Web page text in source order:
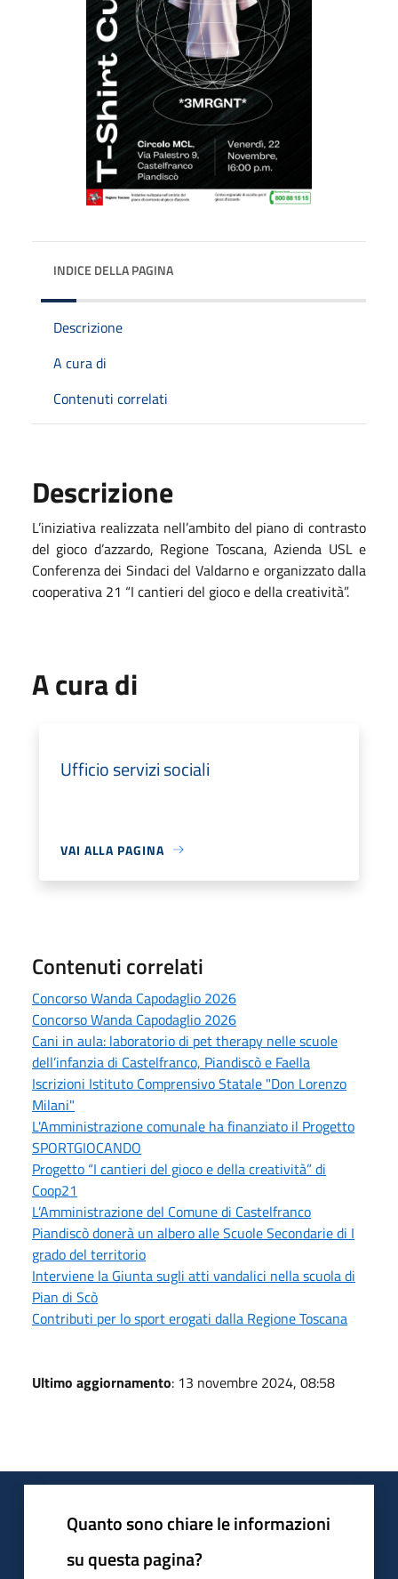
INDICE DELLA PAGINA
Descrizione
A cura di
Contenuti correlati
Descrizione
L’iniziativa realizzata nell’ambito del piano di contrasto
del gioco d’azzardo, Regione Toscana, Azienda USL e
Conferenza dei Sindaci del Valdarno e organizzato dalla
cooperativa 21 “I cantieri del gioco e della creatività”.
A cura di
Ufficio servizi sociali
VAI ALLA PAGINA
Contenuti correlati
Concorso Wanda Capodaglio 2026
Concorso Wanda Capodaglio 2026
Cani in aula: laboratorio di pet therapy nelle scuole
dell’infanzia di Castelfranco, Piandiscò e Faella
Iscrizioni Istituto Comprensivo Statale "Don Lorenzo
Milani"
L'Amministrazione comunale ha finanziato il Progetto
SPORTGIOCANDO
Progetto “I cantieri del gioco e della creatività” di
Coop21
L’Amministrazione del Comune di Castelfranco
Piandiscò donerà un albero alle Scuole Secondarie di I
grado del territorio
Interviene la Giunta sugli atti vandalici nella scuola di
Pian di Scò
Contributi per lo sport erogati dalla Regione Toscana
Ultimo aggiornamento: 13 novembre 2024, 08:58
Quanto sono chiare le informazioni
su questa pagina?